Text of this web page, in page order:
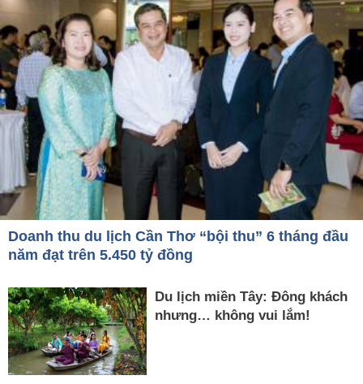
Doanh thu du lịch Cần Thơ “bội thu” 6 tháng đầu
năm đạt trên 5.450 tỷ đồng
Du lịch miền Tây: Đông khách
nhưng… không vui lắm!